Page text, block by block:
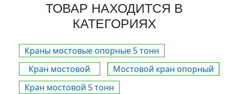
ТОВАР НАХОДИТСЯ В
КАТЕГОРИЯХ
Краны мостовые опорные 5 тонн
Кран мостовой
Мостовой кран опорный
Кран мостовой 5 тонн